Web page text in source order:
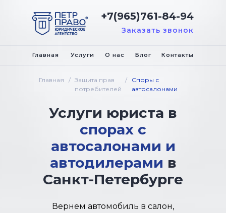
Услуги юриста в
спорах с
автосалонами и
автодилерами в
Санкт-Петербурге
Вернем автомобиль в салон,
Главная / Защита прав
потребителей
/
Споры с
автосалонами
Блог
Заказать звонок
+7(965)761-84-94
Контакты
О нас
Услуги
Главная